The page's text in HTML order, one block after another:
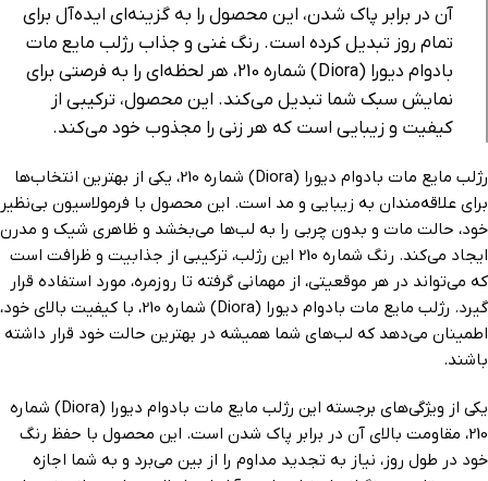
آن در برابر پاک شدن، این محصول را به گزینه‌ای ایده‌آل برای
تمام روز تبدیل کرده است. رنگ غنی و جذاب رژلب مایع مات
بادوام دیورا (Diora) شماره 210، هر لحظه‌ای را به فرصتی برای
نمایش سبک شما تبدیل می‌کند. این محصول، ترکیبی از
کیفیت و زیبایی است که هر زنی را مجذوب خود می‌کند.
رژلب مایع مات بادوام دیورا (Diora) شماره 210، یکی از بهترین انتخاب‌ها
برای علاقه‌مندان به زیبایی و مد است. این محصول با فرمولاسیون بی‌نظیر
خود، حالت مات و بدون چربی را به لب‌ها می‌بخشد و ظاهری شیک و مدرن
ایجاد می‌کند. رنگ شماره 210 این رژلب، ترکیبی از جذابیت و ظرافت است
که می‌تواند در هر موقعیتی، از مهمانی گرفته تا روزمره، مورد استفاده قرار
گیرد. رژلب مایع مات بادوام دیورا (Diora) شماره 210، با کیفیت بالای خود،
اطمینان می‌دهد که لب‌های شما همیشه در بهترین حالت خود قرار داشته
باشند.
یکی از ویژگی‌های برجسته این رژلب مایع مات بادوام دیورا (Diora) شماره
210، مقاومت بالای آن در برابر پاک شدن است. این محصول با حفظ رنگ
خود در طول روز، نیاز به تجدید مداوم را از بین می‌برد و به شما اجازه